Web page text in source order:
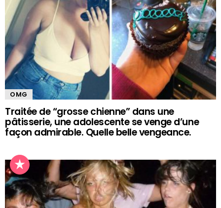
OMG
Traitée de “grosse chienne” dans une
pâtisserie, une adolescente se venge d’une
façon admirable. Quelle belle vengeance.